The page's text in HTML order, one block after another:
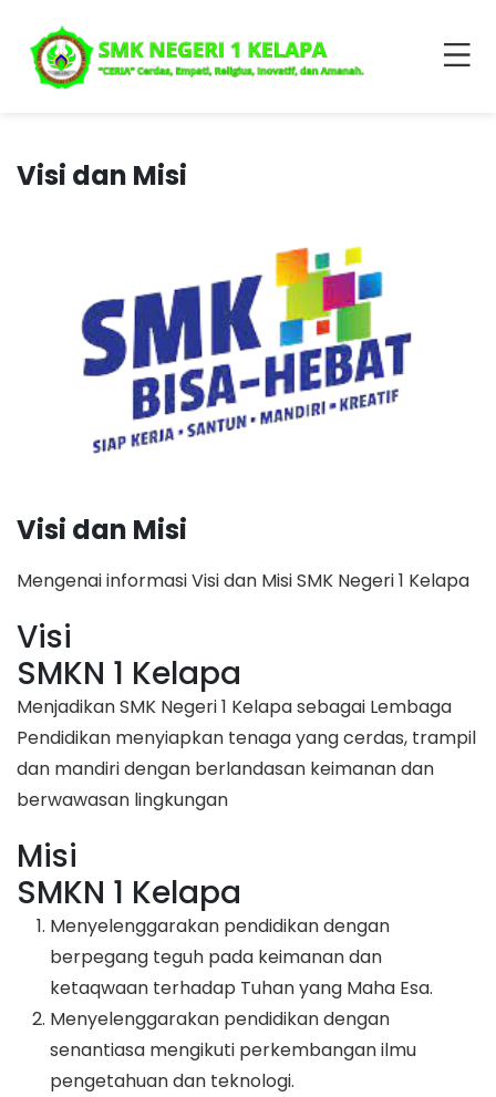
Visi dan Misi
Visi dan Misi
Mengenai informasi Visi dan Misi SMK Negeri 1 Kelapa
Visi
SMKN 1 Kelapa
Menjadikan SMK Negeri 1 Kelapa sebagai Lembaga
Pendidikan menyiapkan tenaga yang cerdas, trampil
dan mandiri dengan berlandasan keimanan dan
berwawasan lingkungan
Misi
SMKN 1 Kelapa
Menyelenggarakan pendidikan dengan
berpegang teguh pada keimanan dan
ketaqwaan terhadap Tuhan yang Maha Esa.
Menyelenggarakan pendidikan dengan
senantiasa mengikuti perkembangan ilmu
pengetahuan dan teknologi.